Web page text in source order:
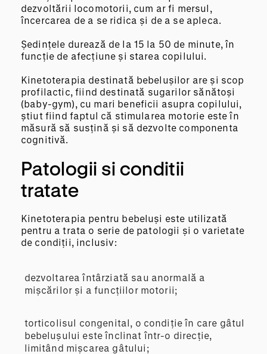
dezvoltării locomotorii, cum ar fi mersul,
încercarea de a se ridica și de a se apleca.
Ședințele durează de la 15 la 50 de minute, în
funcție de afecțiune și starea copilului.
Kinetoterapia destinată bebelușilor are și scop
profilactic, fiind destinată sugarilor sănătoși
(baby-gym), cu mari beneficii asupra copilului,
știut fiind faptul că stimularea motorie este în
măsură să susțină și să dezvolte componenta
cognitivă.
Patologii si conditii
tratate
Kinetoterapia pentru bebeluși este utilizată
pentru a trata o serie de patologii și o varietate
de condiții, inclusiv:
dezvoltarea întârziată sau anormală a
mișcărilor și a funcțiilor motorii;
torticolisul congenital, o condiție în care gâtul
bebelușului este înclinat într-o direcție,
limitând mișcarea gâtului;